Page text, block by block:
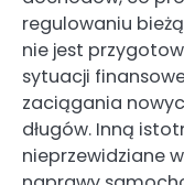
regulowaniu
nie jest
sytuacji
zaciągania
długów. Inną
nieprzewidziane